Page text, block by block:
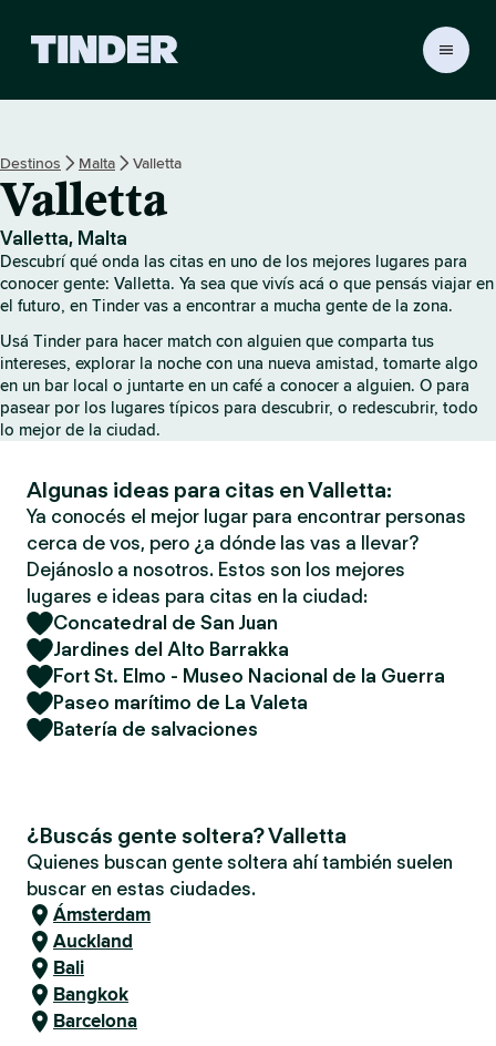
i
n
d
r
Destinos Malta Valletta
Valletta
Valletta, Malta
Descubrí qué onda las citas en uno de los mejores lugares para
conocer gente: Valletta. Ya sea que vivís acá o que pensás viajar en
el futuro, en Tinder vas a encontrar a mucha gente de la zona.
Usá Tinder para hacer match con alguien que comparta tus
intereses, explorar la noche con una nueva amistad, tomarte algo
en un bar local o juntarte en un café a conocer a alguien. O para
pasear por los lugares típicos para descubrir, o redescubrir, todo
lo mejor de la ciudad.
Algunas ideas para citas en Valletta:
Ya conocés el mejor lugar para encontrar personas
cerca de vos, pero ¿a dónde las vas a llevar?
Dejánoslo a nosotros. Estos son los mejores
lugares e ideas para citas en la ciudad:
Concatedral de San Juan
Jardines del Alto Barrakka
Fort St. Elmo - Museo Nacional de la Guerra
Paseo marítimo de La Valeta
Batería de salvaciones
¿Buscás gente soltera? Valletta
Quienes buscan gente soltera ahí también suelen
buscar en estas ciudades.
Ámsterdam
Auckland
Bali
Bangkok
Barcelona